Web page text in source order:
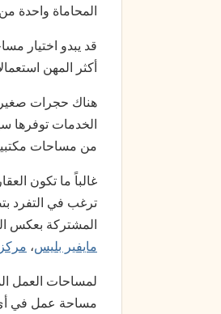
المحاماة واحدة
قد يبدو اختيار
أكثر المهن
هناك حجرات
الخدمات توفرها
من مساحات
غالباً ما تكون
ترغب في التفرد
المشتركة بعكس
مايفير بليس،
لمساحات العمل
مساحة عمل في أي